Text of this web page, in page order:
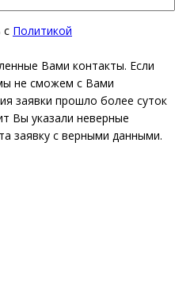
с Политикой
Вами контакты. Если
не сможем с Вами
заявки прошло более суток
Вы указали неверные
заявку с верными данными.